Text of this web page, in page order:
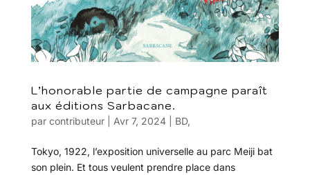
L’honorable partie de campagne paraît
aux éditions Sarbacane.
par contributeur| Avr 7, 2024| BD,
Tokyo, 1922, l’exposition universelle au parc Meiji bat
son plein. Et tous veulent prendre place dans